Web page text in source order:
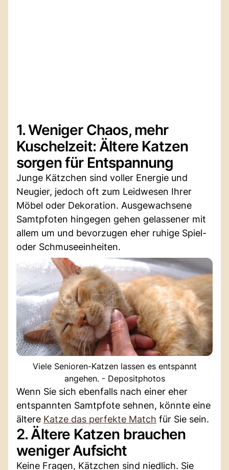
1. Weniger Chaos, mehr
Kuschelzeit: Ältere Katzen
sorgen für Entspannung
Junge Kätzchen sind voller Energie und
Neugier, jedoch oft zum Leidwesen Ihrer
Möbel oder Dekoration. Ausgewachsene
Samtpfoten hingegen gehen gelassener mit
allem um und bevorzugen eher ruhige Spiel-
oder Schmuseeinheiten.
Viele Senioren-Katzen lassen es entspannt
angehen. - Depositphotos
Wenn Sie sich ebenfalls nach einer eher
entspannten Samtpfote sehnen, könnte eine
ältere Katze das perfekte Match für Sie sein.
2. Ältere Katzen brauchen
weniger Aufsicht
Keine Fragen, Kätzchen sind niedlich. Sie